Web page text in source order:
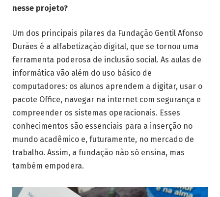
nesse projeto?
Um dos principais pilares da Fundação Gentil Afonso
Durães é a alfabetização digital, que se tornou uma
ferramenta poderosa de inclusão social. As aulas de
informática vão além do uso básico de
computadores: os alunos aprendem a digitar, usar o
pacote Office, navegar na internet com segurança e
compreender os sistemas operacionais. Esses
conhecimentos são essenciais para a inserção no
mundo acadêmico e, futuramente, no mercado de
trabalho. Assim, a fundação não só ensina, mas
também empodera.